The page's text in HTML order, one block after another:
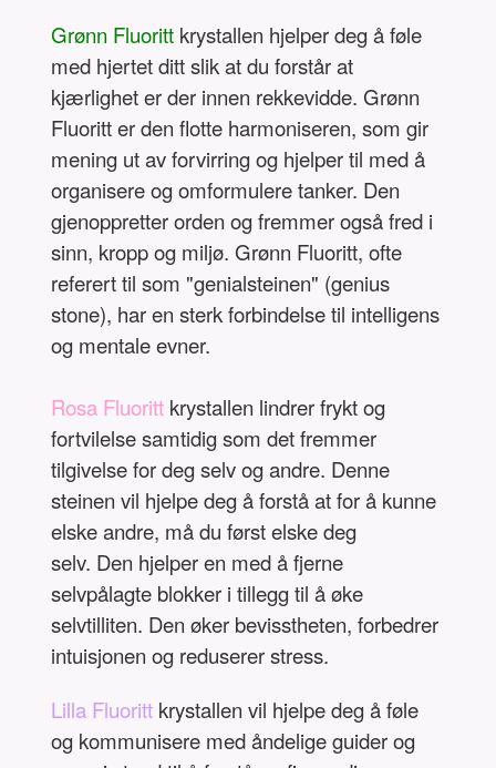
Grønn Fluoritt krystallen hjelper deg å føle
med hjertet ditt slik at du forstår at
kjærlighet er der innen rekkevidde. Grønn
Fluoritt er den flotte harmoniseren, som gir
mening ut av forvirring og hjelper til med å
organisere og omformulere tanker. Den
gjenoppretter orden og fremmer også fred i
sinn, kropp og miljø. Grønn Fluoritt, ofte
referert til som "genialsteinen" (genius
stone), har en sterk forbindelse til intelligens
og mentale evner.
Rosa Fluoritt krystallen lindrer frykt og
fortvilelse samtidig som det fremmer
tilgivelse for deg selv og andre. Denne
steinen vil hjelpe deg å forstå at for å kunne
elske andre, må du først elske deg
selv. Den hjelper en med å fjerne
selvpålagte blokker i tillegg til å øke
selvtilliten. Den øker bevisstheten, forbedrer
intuisjonen og reduserer stress.
Lilla Fluoritt krystallen vil hjelpe deg å føle
og kommunisere med åndelige guider og